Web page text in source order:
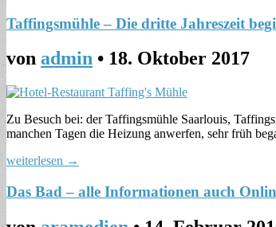
Taffingsmühle – Die dritte Jahreszeit
von admin • 18. Oktober 2017
Zu Besuch bei: der Taffingsmühle Saarlouis,
manchen Tagen die Heizung anwerfen, sehr früh
weiterlesen →
Das Bad – alle Informationen auch